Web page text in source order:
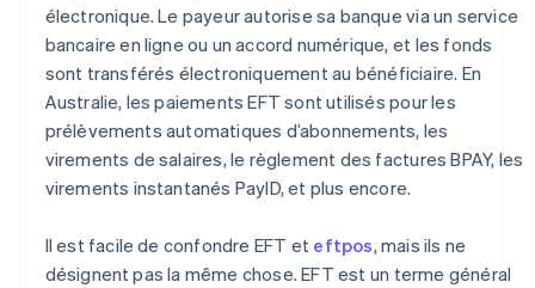
électronique. Le payeur autorise sa banque via un service
bancaire en ligne ou un accord numérique, et les fonds
sont transférés électroniquement au bénéficiaire. En
Australie, les paiements EFT sont utilisés pour les
prélèvements automatiques d’abonnements, les
virements de salaires, le règlement des factures BPAY, les
virements instantanés PayID, et plus encore.
Il est facile de confondre EFT et eftpos, mais ils ne
désignent pas la même chose. EFT est un terme général